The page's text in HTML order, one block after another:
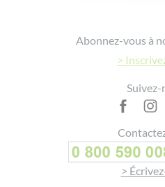
> Voir
Abonnez-vous à
>
Suivez-
>